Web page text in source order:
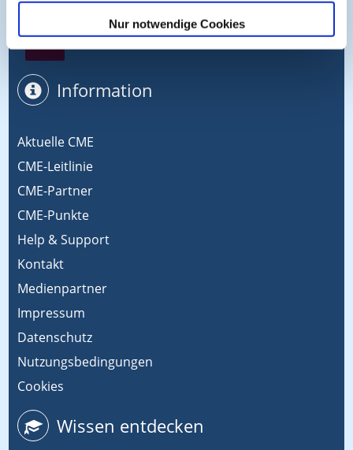
Nur notwendige Cookies
Gemeinsam gegen ADIPOSITAS
Information
Aktuelle CME
CME-Leitlinie
CME-Partner
CME-Punkte
Help & Support
Kontakt
Medienpartner
Impressum
Datenschutz
Nutzungsbedingungen
Cookies
Wissen entdecken